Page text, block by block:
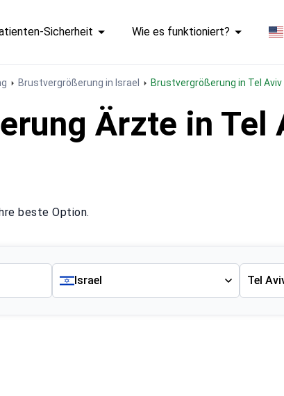
Sicherheit Wie es funktioniert?
Brustvergrößerung in Israel Brustvergrößerung in Tel Aviv
Ärzte in Tel
beste Option.
Israel Tel